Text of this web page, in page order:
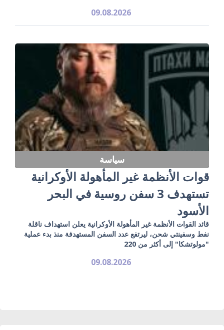
09.08.2026
سياسة
قوات الأنظمة غير المأهولة الأوكرانية
تستهدف 3 سفن روسية في البحر
الأسود
قائد القوات الأنظمة غير المأهولة الأوكرانية يعلن استهداف ناقلة
نفط وسفينتي شحن، ليرتفع عدد السفن المستهدفة منذ بدء عملية
"مولوتشكا" إلى أكثر من 220
09.08.2026